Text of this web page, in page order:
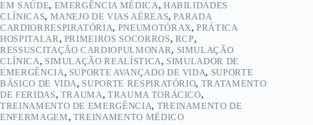
EM SAÚDE, EMERGÊNCIA MÉDICA, HABILIDADES
CLÍNICAS, MANEJO DE VIAS AÉREAS,PARADA
CARDIORRESPIRATÓRIA, PNEUMOTÓRAX,PRÁTICA
HOSPITALAR, PRIMEIROS SOCORROS, RCP,
RESSUSCITAÇÃO CARDIOPULMONAR, SIMULAÇÃO
CLÍNICA, SIMULAÇÃO REALÍSTICA, SIMULADOR DE
EMERGÊNCIA, SUPORTE AVANÇADO DE VIDA, SUPORTE
BÁSICO DE VIDA, SUPORTE RESPIRATÓRIO, TRATAMENTO
DE FERIDAS, TRAUMA,TRAUMA TORÁCICO,
TREINAMENTO DE EMERGÊNCIA, TREINAMENTO DE
ENFERMAGEM, TREINAMENTO MÉDICO